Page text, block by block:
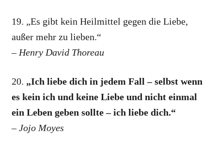
19. „Es gibt kein Heilmittel gegen die Liebe,
außer mehr zu lieben.“
– Henry David Thoreau
20. „Ich liebe dich in jedem Fall – selbst wenn
es kein ich und keine Liebe und nicht einmal
ein Leben geben sollte – ich liebe dich.“
– Jojo Moyes